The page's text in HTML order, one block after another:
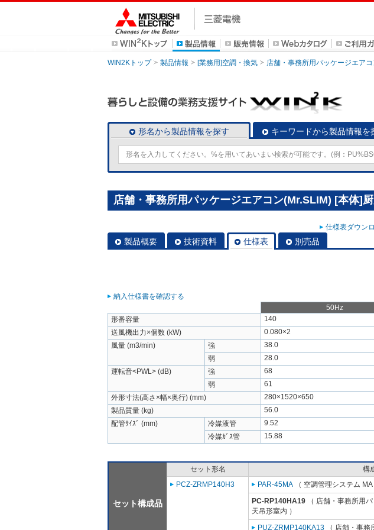
WIN2Kトップ 製品情報 [業務用]空調・換気 店舗・事務所用パッケージエア
形名から製品情報を探す キーワードから製品情報を
店舗・事務所用パッケージエアコン(Mr.SLIM) [本体]
仕様表ダウン
製品概要 技術資料 仕様表 別売品
納入仕様書を確認する
50Hz
形番容量
140
送風機出力×個数 (kW)
0.080×2
風量 (m3/min)
強 38.0
弱
28.0
運転音<PWL> (dB)
強 68
弱
61
外形寸法(高さ×幅×奥行) (mm)
280×1520×650
製品質量 (kg)
56.0
配管ｻｲｽﾞ (mm)
冷媒液管
9.52
冷媒ｶﾞｽ管
15.88
セット構成品
セット形名 構
PCZ-ZRMP140H3
PAR-45MA （ 空調管理システム MA
PC-RP140HA19 （ 店舗・事務所用
天吊形室内 ）
PUZ-ZRMP140KA13 （ 店舗・事